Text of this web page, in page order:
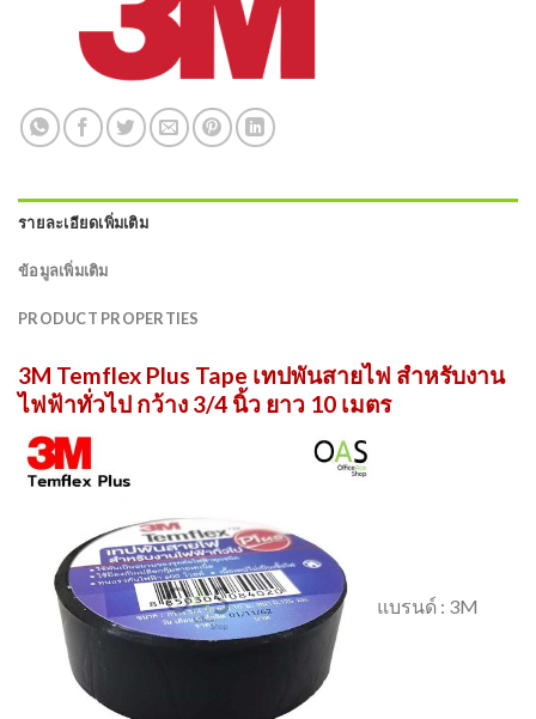
รายละเอียดเพิ่มเติม
ข้อมูลเพิ่มเติม
PRODUCT PROPERTIES
3M Temflex Plus Tape เทปพันสายไฟ สำหรับงาน
ไฟฟ้าทั่วไป กว้าง 3/4 นิ้ว ยาว 10 เมตร
แบรนด์ : 3M